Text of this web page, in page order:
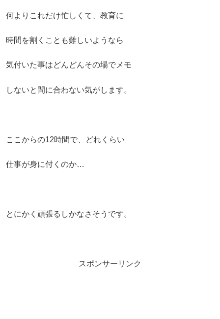
何よりこれだけ忙しくて、教育に
時間を割くことも難しいようなら
気付いた事はどんどんその場でメモ
しないと間に合わない気がします。
ここからの12時間で、どれくらい
仕事が身に付くのか…
とにかく頑張るしかなさそうです。
スポンサーリンク